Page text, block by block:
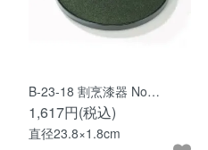
B-23-18 割烹漆器 No…
1,617円(税込)
直径23.8×1.8cm